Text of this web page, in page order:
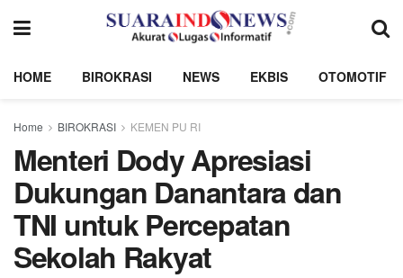
HOME BIROKRASI NEWS EKBIS OTOMOTIF
Home BIROKRASI KEMEN PU RI
Menteri Dody Apresiasi
Dukungan Danantara dan
TNI untuk Percepatan
Sekolah Rakyat